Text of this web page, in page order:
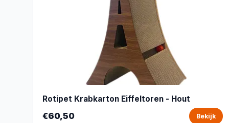
Rotipet Krabkarton Eiffeltoren - Hout
€60,50 Bekijk